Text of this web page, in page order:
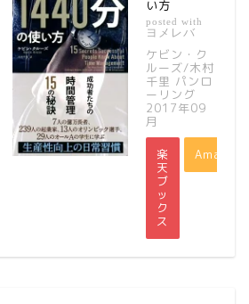
い方
posted with
ヨメレバ
ケビン・ク
ルーズ/木村
千里 パンロ
ーリング
2017年09
月
楽
天
ブ
ッ
ク
ス
Amazon